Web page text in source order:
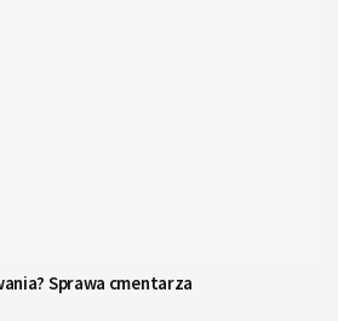
Sprawa cmentarza